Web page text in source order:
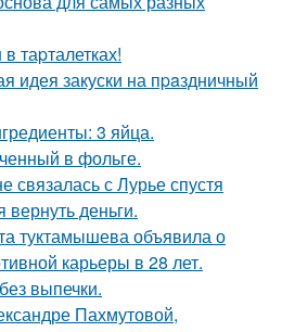
таpталетках!
идея закуски на пpaздничный
3 яйца.
в фольге.
связалась с Лурье спустя
деньги.
туктамышева объявила о
карьеры в 28 лет.
выпечки.
Пахмутовой,